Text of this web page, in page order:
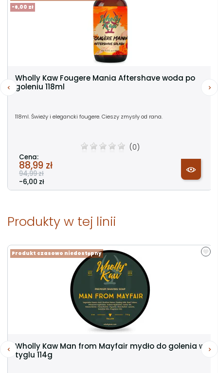
Wholly Kaw Fougere Mania Aftershave woda po
goleniu 118ml
118ml. Świeży i elegancki fougere. Cieszy zmysły od rana.
(0)
Cena:
88,99 zł
94,99 zł
-6,00 zł
-6,00 zł
Produkty w tej linii
Wholly Kaw Man from Mayfair mydło do golenia w
tyglu 114g
Produkt czasowo niedostępny